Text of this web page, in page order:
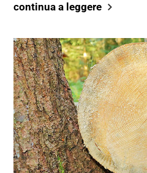
continua a leggere